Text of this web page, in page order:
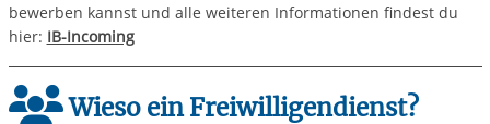
bewerben kannst und alle weiteren Informationen findest du
hier: IB-Incoming
Wieso ein Freiwilligendienst?